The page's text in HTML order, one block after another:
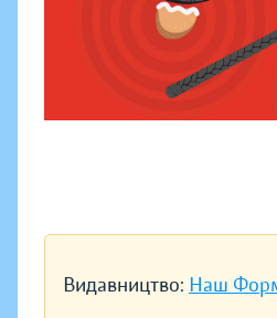
Видавництво: Наш